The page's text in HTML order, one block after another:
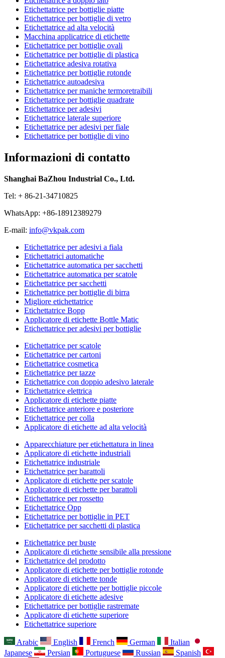
Etichettatrice per bottiglie piatte
Etichettatrice per bottiglie di vetro
Etichettatrice ad alta velocità
Macchina applicatrice di etichette
Etichettatrice per bottiglie ovali
Etichettatrice per bottiglie di plastica
Etichettatrice adesiva rotativa
Etichettatrice per bottiglie rotonde
Etichettatrice autoadesiva
Etichettatrice per maniche termoretraibili
Etichettatrice per bottiglie quadrate
Etichettatrice per adesivi
Etichettatrice laterale superiore
Etichettatrice per adesivi per fiale
Etichettatrice per bottiglie di vino
Informazioni di contatto
Shanghai BaZhou Industrial Co., Ltd.
Tel: + 86-21-34710825
WhatsApp: +86-18912389279
E-mail: info@vkpak.com
Etichettatrice per adesivi a fiala
Etichettatrici automatiche
Etichettatrice automatica per sacchetti
Etichettatrice automatica per scatole
Etichettatrice per sacchetti
Etichettatrice per bottiglie di birra
Migliore etichettatrice
Etichettatrice Bopp
Applicatore di etichette Bottle Matic
Etichettatrice per adesivi per bottiglie
Etichettatrice per scatole
Etichettatrice per cartoni
Etichettatrice cosmetica
Etichettatrice per tazze
Etichettatrice con doppio adesivo laterale
Etichettatrice elettrica
Applicatore di etichette piatte
Etichettatrice anteriore e posteriore
Etichettatrice per colla
Applicatore di etichette ad alta velocità
Apparecchiature per etichettatura in linea
Applicatore di etichette industriali
Etichettatrice industriale
Etichettatrice per barattoli
Applicatore di etichette per scatole
Applicatore di etichette per barattoli
Etichettatrice per rossetto
Etichettatrice Opp
Etichettatrice per bottiglie in PET
Etichettatrice per sacchetti di plastica
Etichettatrice per buste
Applicatore di etichette sensibile alla pressione
Etichettatrice del prodotto
Applicatore di etichette per bottiglie rotonde
Applicatore di etichette tonde
Applicatore di etichette per bottiglie piccole
Applicatore di etichette adesive
Etichettatrice per bottiglie rastremate
Applicatore di etichette superiore
Etichettatrice superiore
Arabic English French German
Italian
Japanese
Persian Portuguese Russian
Spanish